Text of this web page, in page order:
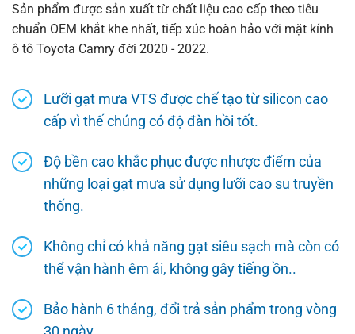
Sản phẩm được sản xuất từ chất liệu cao cấp theo tiêu
chuẩn OEM khắt khe nhất, tiếp xúc hoàn hảo với mặt kính
ô tô Toyota Camry đời 2020 - 2022.
Lưỡi gạt mưa VTS được chế tạo từ silicon cao
cấp vì thế chúng có độ đàn hồi tốt.
Độ bền cao khắc phục được nhược điểm của
những loại gạt mưa sử dụng lưỡi cao su truyền
thống.
Không chỉ có khả năng gạt siêu sạch mà còn có
thể vận hành êm ái, không gây tiếng ồn..
Bảo hành 6 tháng, đổi trả sản phẩm trong vòng